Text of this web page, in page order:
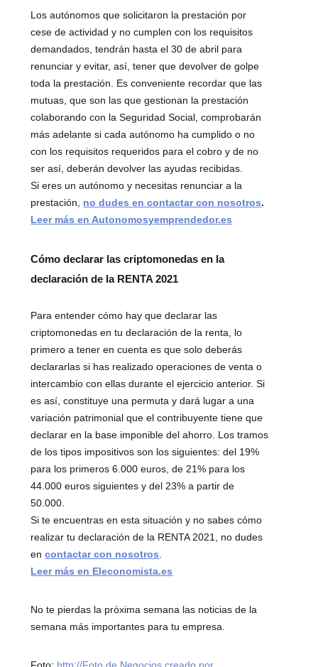
Los autónomos que solicitaron la prestación por
cese de actividad y no cumplen con los requisitos
demandados, tendrán hasta el 30 de abril para
renunciar y evitar, así, tener que devolver de golpe
toda la prestación. Es conveniente recordar que las
mutuas, que son las que gestionan la prestación
colaborando con la Seguridad Social, comprobarán
más adelante si cada autónomo ha cumplido o no
con los requisitos requeridos para el cobro y de no
ser así, deberán devolver las ayudas recibidas.
Si eres un autónomo y necesitas renunciar a la
prestación, no dudes en contactar con nosotros.
Leer más en Autonomosyemprendedor.es
Cómo declarar las criptomonedas en la
declaración de la RENTA 2021
Para entender cómo hay que declarar las
criptomonedas en tu declaración de la renta, lo
primero a tener en cuenta es que solo deberás
declararlas si has realizado operaciones de venta o
intercambio con ellas durante el ejercicio anterior. Si
es así, constituye una permuta y dará lugar a una
variación patrimonial que el contribuyente tiene que
declarar en la base imponible del ahorro. Los tramos
de los tipos impositivos son los siguientes: del 19%
para los primeros 6.000 euros, de 21% para los
44.000 euros siguientes y del 23% a partir de
50.000.
Si te encuentras en esta situación y no sabes cómo
realizar tu declaración de la RENTA 2021, no dudes
encontactar con nosotros
Leer más en Eleconomista.es
No te pierdas la próxima semana las noticias de la
semana más importantes para tu empresa.